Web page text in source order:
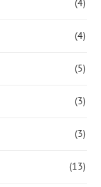
(4)
(4)
(5)
(3)
(3)
(13)